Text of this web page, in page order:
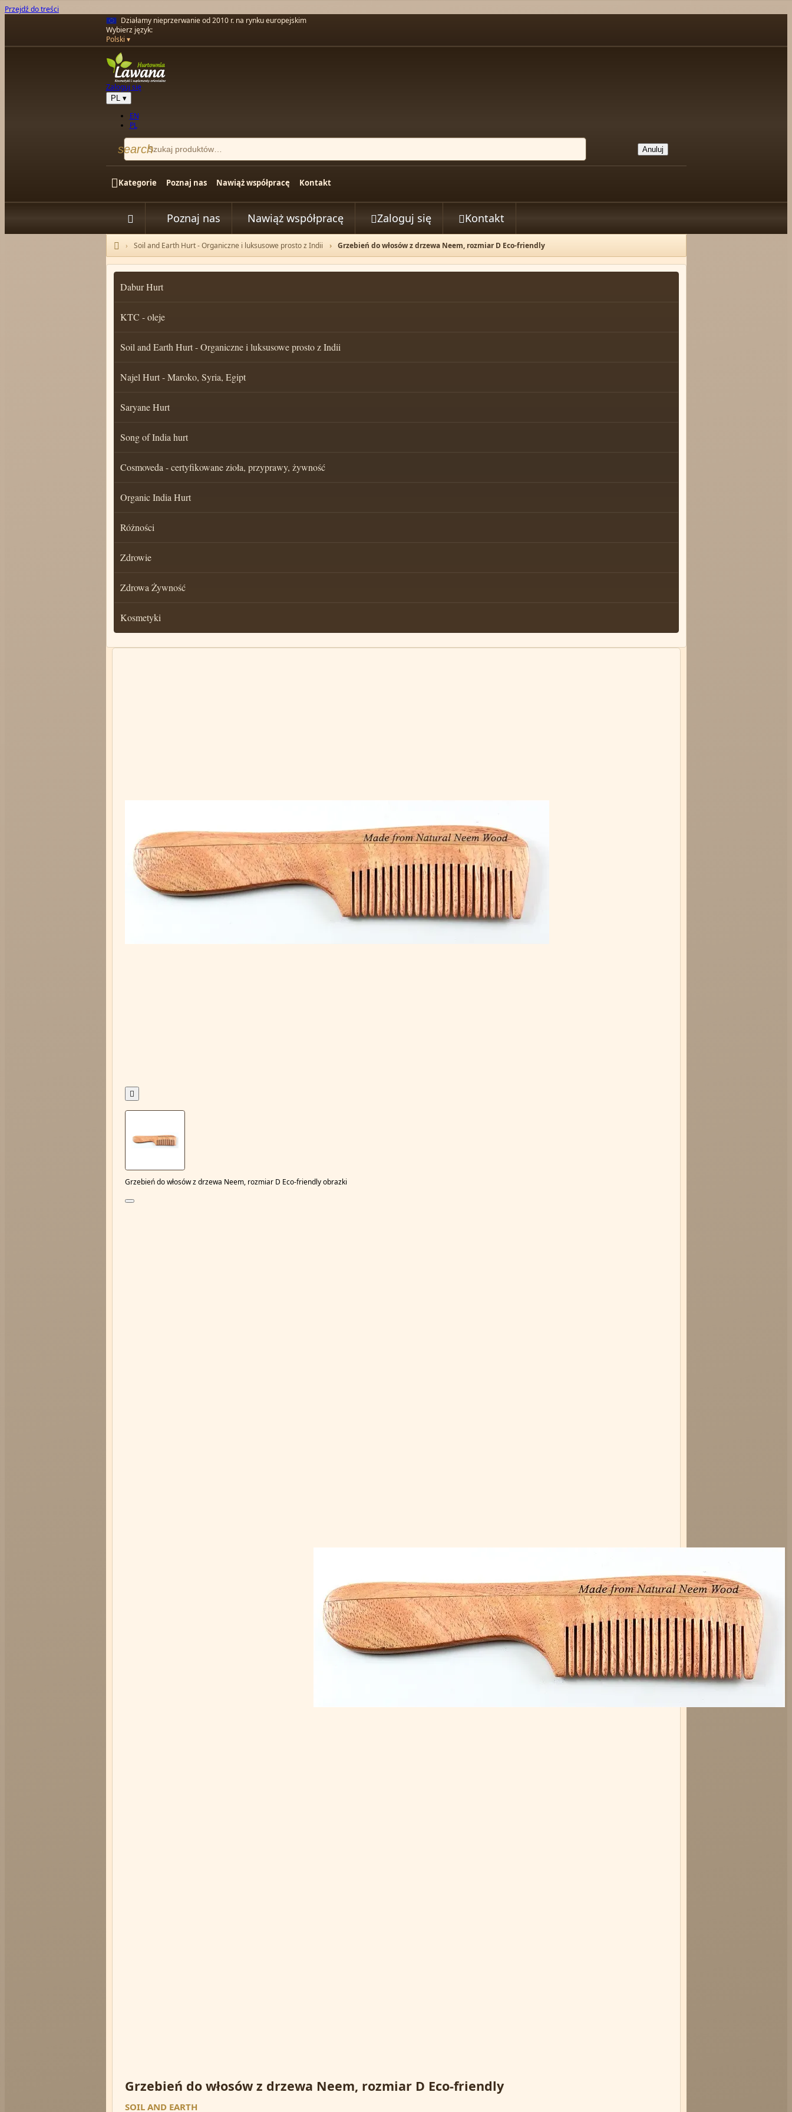
Przejdź do treści
Działamy nieprzerwanie od 2010 r. na rynku europejskim
Wybierz język:
Polski
Zaloguj się
PL ▾
EN
PL
search Anuluj
Kategorie Poznaj nas Nawiąż współpracę Kontakt
 Poznaj nas Nawiąż współpracę Zaloguj się Kontakt

Strona główna
Soil and Earth Hurt - Organiczne i luksusowe prosto z Indii Grzebień do włosów z drzewa Neem, rozmiar D Eco-friendly
Dabur Hurt
KTC - oleje
Soil and Earth Hurt - Organiczne i luksusowe prosto z Indii
Najel Hurt - Maroko, Syria, Egipt
Saryane Hurt
Song of India hurt
Cosmoveda - certyfikowane zioła, przyprawy, żywność
Organic India Hurt
Różności
Zdrowie
Zdrowa Żywność
Kosmetyki

Grzebień do włosów z drzewa Neem, rozmiar D Eco-friendly obrazki
Grzebień do włosów z drzewa Neem, rozmiar D Eco-friendly
SOIL AND EARTH